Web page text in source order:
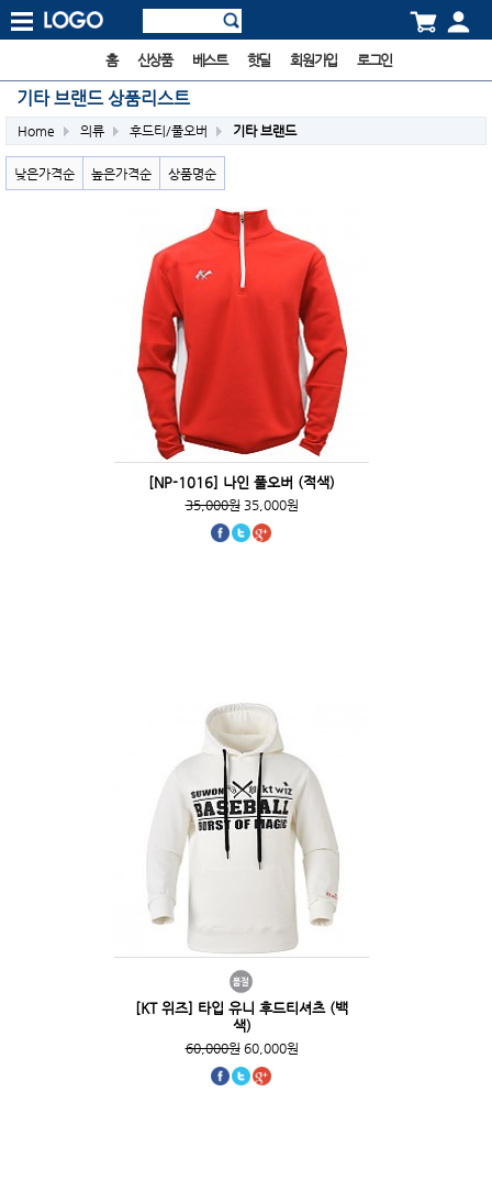
홈 신상품 베스트 핫딜 회원가입 로그인
기타 브랜드 상품리스트
Home 의류 후드티/풀오버 기타 브랜드
낮은가격순 높은가격순 상품명순
[NP-1016] 나인 풀오버 (적색)
35,000원35,000원
[KT 위즈] 타입 유니 후드티셔츠 (백
색)
60,000원60,000원